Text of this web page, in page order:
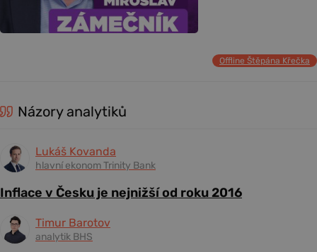
Offline Štěpána Křečka
Názory analytiků
Lukáš Kovanda
hlavní ekonom Trinity Bank
Inflace v Česku je nejnižší od roku 2016
Timur Barotov
analytik BHS